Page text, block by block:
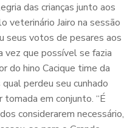
das crianças junto aos
veterinário Jairo na sessão
seus votos de pesares aos
vez que possível se fazia
do hino Cacique time da
perdeu seu cunhado
em conjunto. “É
considerarem necessário,